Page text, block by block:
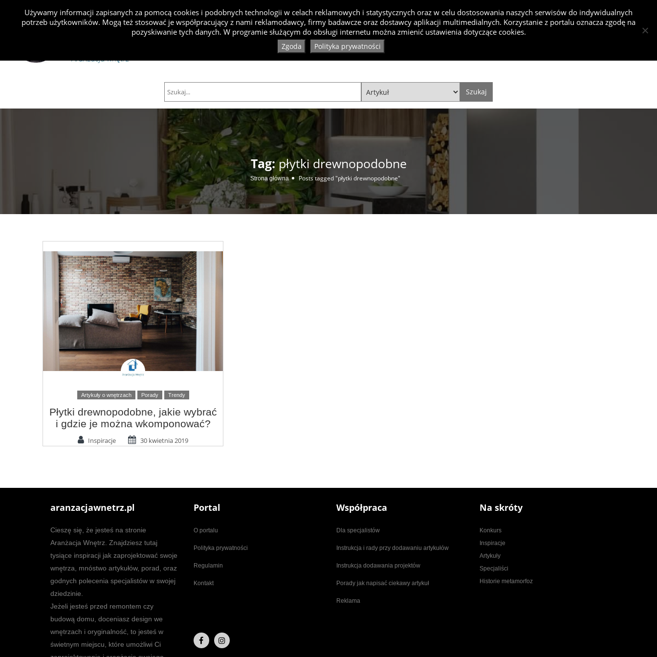
Dodaj projekt
Projekty Inspiracje Artykuły Produkty Specjaliści
Konkurs
Tag:płytki drewnopodobne
Strona główna Posts tagged "płytki drewnopodobne"
Artykuły o wnętrzach Porady Trendy
Płytki drewnopodobne, jakie wybrać
i gdzie je można wkomponować?
Inspiracje 30 kwietnia 2019
aranzacjawnetrz.pl
Cieszę się, że jesteś na stronie
Aranżacja Wnętrz. Znajdziesz tutaj
tysiące inspiracji jak zaprojektować swoje
wnętrza, mnóstwo artykułów, porad, oraz
godnych polecenia specjalistów w swojej
dziedzinie.
Jeżeli jesteś przed remontem czy
budową domu, doceniasz design we
wnętrzach i oryginalność, to jesteś w
świetnym miejscu, które umożliwi Ci
Portal
O portalu
Polityka prywatności
Regulamin
Kontakt
Współpraca
Dla specjalistów
Instrukcja i rady przy dodawaniu artykułów
Instrukcja dodawania projektów
Porady jak napisać ciekawy artykuł
Reklama
Na skróty
Konkurs
Inspiracje
Artykuły
Specjaliści
Historie metamorfoz
Używamy informacji zapisanych za pomocą cookies i podobnych technologii w celach reklamowych i statystycznych oraz w celu dostosowania naszych serwisów do indywidualnych
potrzeb użytkowników. Mogą też stosować je współpracujący z nami reklamodawcy, firmy badawcze oraz dostawcy aplikacji multimedialnych. Korzystanie z portalu oznacza zgodę na
pozyskiwanie tych danych. W programie służącym do obsługi internetu można zmienić ustawienia dotyczące cookies.
Zgoda Polityka prywatności